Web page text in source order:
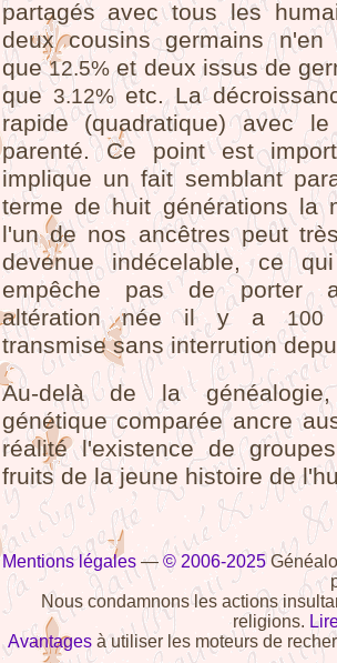
partagés avec tous les
deux cousins germains n'en
que12.5%et deux issus de
que 3.12%etc. La
rapide (quadratique) avec
parenté. Ce point est
implique un fait semblant
terme de huit générations la
l'un de nos ancêtres peut
devenue indécelable, ce
empêche pas de porter
altération née il y a100
transmise sans interrution
Au-delà de la généalogie,
génétique comparée ancre
réalité l'existence de
fruits de la jeune histoire de
Mentions légales— © 2006-2025
Nous condamnons les actions
religions.
Avantagesà utiliser les moteurs de